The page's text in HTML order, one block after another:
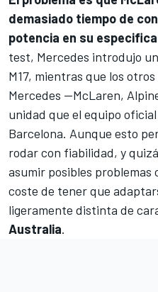
demasiado tiempo de
potencia en su
test, Mercedes introdujo
M17, mientras que los
Mercedes —McLaren,
unidad que el equipo
Barcelona. Aunque esto
rodar con fiabilidad, y
asumir posibles problemas
coste de tener que
ligeramente distinta de
Australia.